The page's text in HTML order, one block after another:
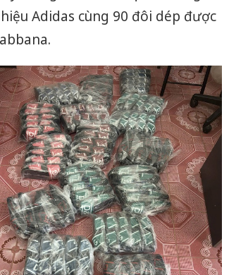
Adidas cùng 90 đôi dép được